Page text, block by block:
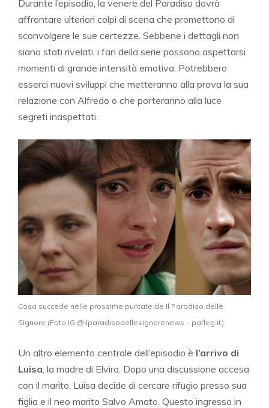
Durante l’episodio, la venere del Paradiso dovrà
affrontare ulteriori colpi di scena che promettono di
sconvolgere le sue certezze. Sebbene i dettagli non
siano stati rivelati, i fan della serie possono aspettarsi
momenti di grande intensità emotiva. Potrebbero
esserci nuovi sviluppi che metteranno alla prova la sua
relazione con Alfredo o che porteranno alla luce
segreti inaspettati.
Cosa succede nelle prossime puntate de Il Paradiso delle
Signore (Foto IG @ilparadisodellesignorenews – pafleg.it)
Un altro elemento centrale dell’episodio è l’arrivo di
Luisa , la madre di Elvira. Dopo una discussione accesa
con il marito, Luisa decide di cercare rifugio presso sua
figlia e il neo marito Salvo Amato. Questo ingresso in